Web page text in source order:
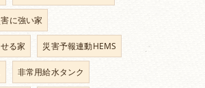
に強い家
る家 災害予報連動HEMS
非常用給水タンク